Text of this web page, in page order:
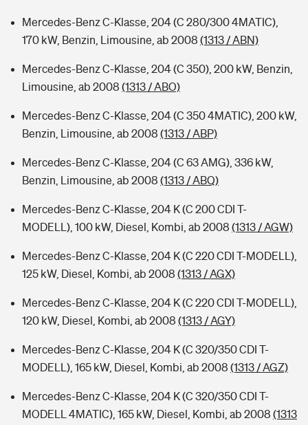
Mercedes-Benz C-Klasse, 204 (C 280/300 4MATIC),
170 kW, Benzin, Limousine, ab 2008 (1313 / ABN)
Mercedes-Benz C-Klasse, 204 (C 350), 200 kW, Benzin,
Limousine, ab 2008 (1313 / ABO)
Mercedes-Benz C-Klasse, 204 (C 350 4MATIC), 200 kW,
Benzin, Limousine, ab 2008 (1313 / ABP)
Mercedes-Benz C-Klasse, 204 (C 63 AMG), 336 kW,
Benzin, Limousine, ab 2008 (1313 / ABQ)
Mercedes-Benz C-Klasse, 204 K (C 200 CDI T-
MODELL), 100 kW, Diesel, Kombi, ab 2008 (1313 / AGW)
Mercedes-Benz C-Klasse, 204 K (C 220 CDI T-MODELL),
125 kW, Diesel, Kombi, ab 2008 (1313 / AGX)
Mercedes-Benz C-Klasse, 204 K (C 220 CDI T-MODELL),
120 kW, Diesel, Kombi, ab 2008 (1313 / AGY)
Mercedes-Benz C-Klasse, 204 K (C 320/350 CDI T-
MODELL), 165 kW, Diesel, Kombi, ab 2008 (1313 / AGZ)
Mercedes-Benz C-Klasse, 204 K (C 320/350 CDI T-
MODELL 4MATIC), 165 kW, Diesel, Kombi, ab 2008 (1313